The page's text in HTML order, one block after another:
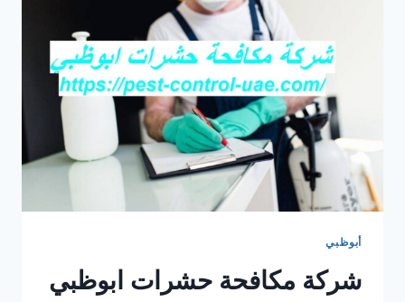
|0569609400|
ابادة
أبوظبي
شركة مكافحة حشرات ابوظبي